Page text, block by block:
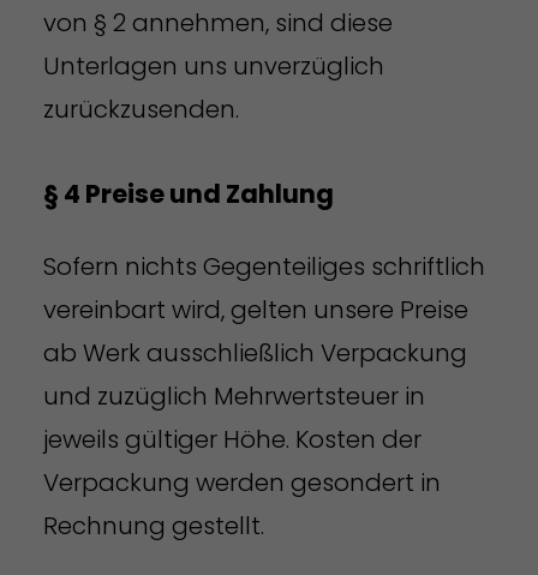
von § 2 annehmen, sind diese
Unterlagen uns unverzüglich
zurückzusenden.
§ 4 Preise und Zahlung
Sofern nichts Gegenteiliges schriftlich
vereinbart wird, gelten unsere Preise
ab Werk ausschließlich Verpackung
und zuzüglich Mehrwertsteuer in
jeweils gültiger Höhe. Kosten der
Verpackung werden gesondert in
Rechnung gestellt.